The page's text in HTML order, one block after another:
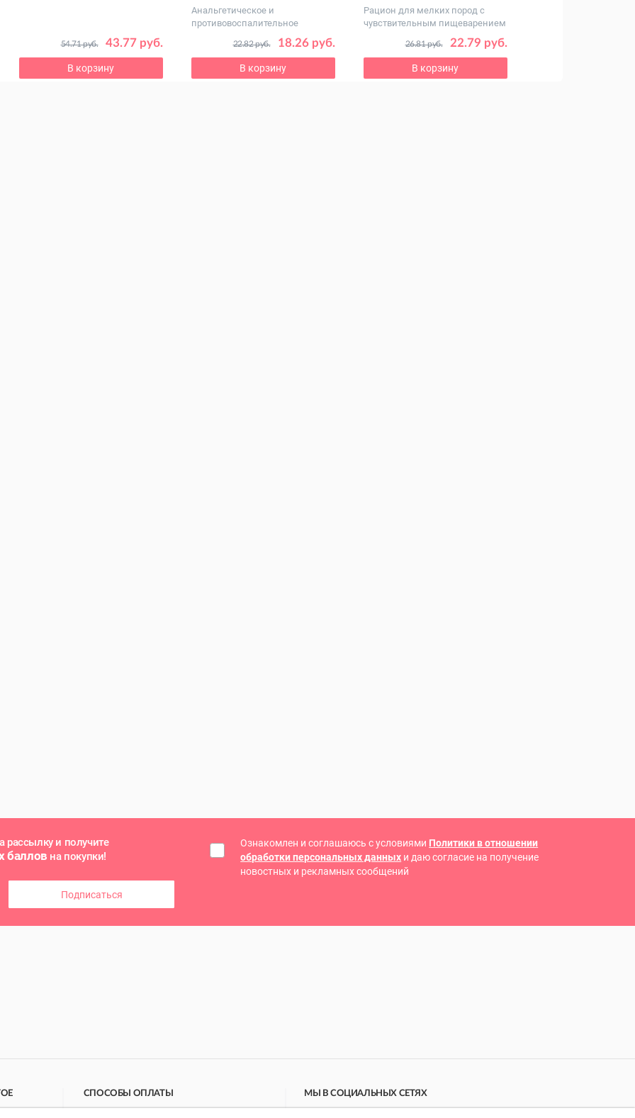
43.77 руб.
54.71 руб.
В корзину
Анальгетическое и
противовоспалительное
18.26 руб.
22.82 руб.
В корзину
Рацион для мелких пород с
чувствительным пищеварением
22.79 руб.
26.81 руб.
В корзину
рассылку и получите
баллов на покупки!
Подписаться
Ознакомлен и соглашаюсь с условиями Политики в отношении
обработки персональных данных и даю согласие на получение
новостных и рекламных сообщений
СПОСОБЫ ОПЛАТЫ МЫ В СОЦИАЛЬНЫХ СЕТЯХ